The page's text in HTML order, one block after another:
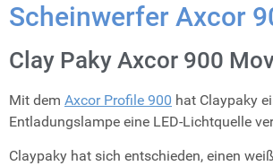
Scheinwerfer Axcor
Clay Paky Axcor 900
Mit dem Axcor Profile 900 hat Claypaky
Entladungslampe eine LED-Lichtquelle
Claypaky hat sich entschieden, einen